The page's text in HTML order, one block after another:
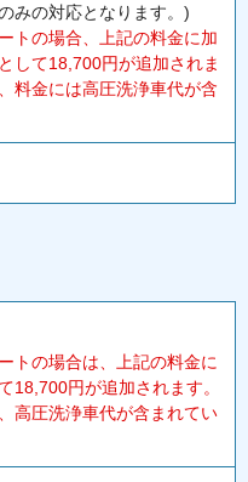
みの対応となります。)
トの場合、上記の料金に加
して18,700円が追加されま
料金には高圧洗浄車代が含
トの場合は、上記の料金に
18,700円が追加されます。
高圧洗浄車代が含まれてい